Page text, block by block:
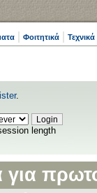
Φοιτητικά
.
length
για